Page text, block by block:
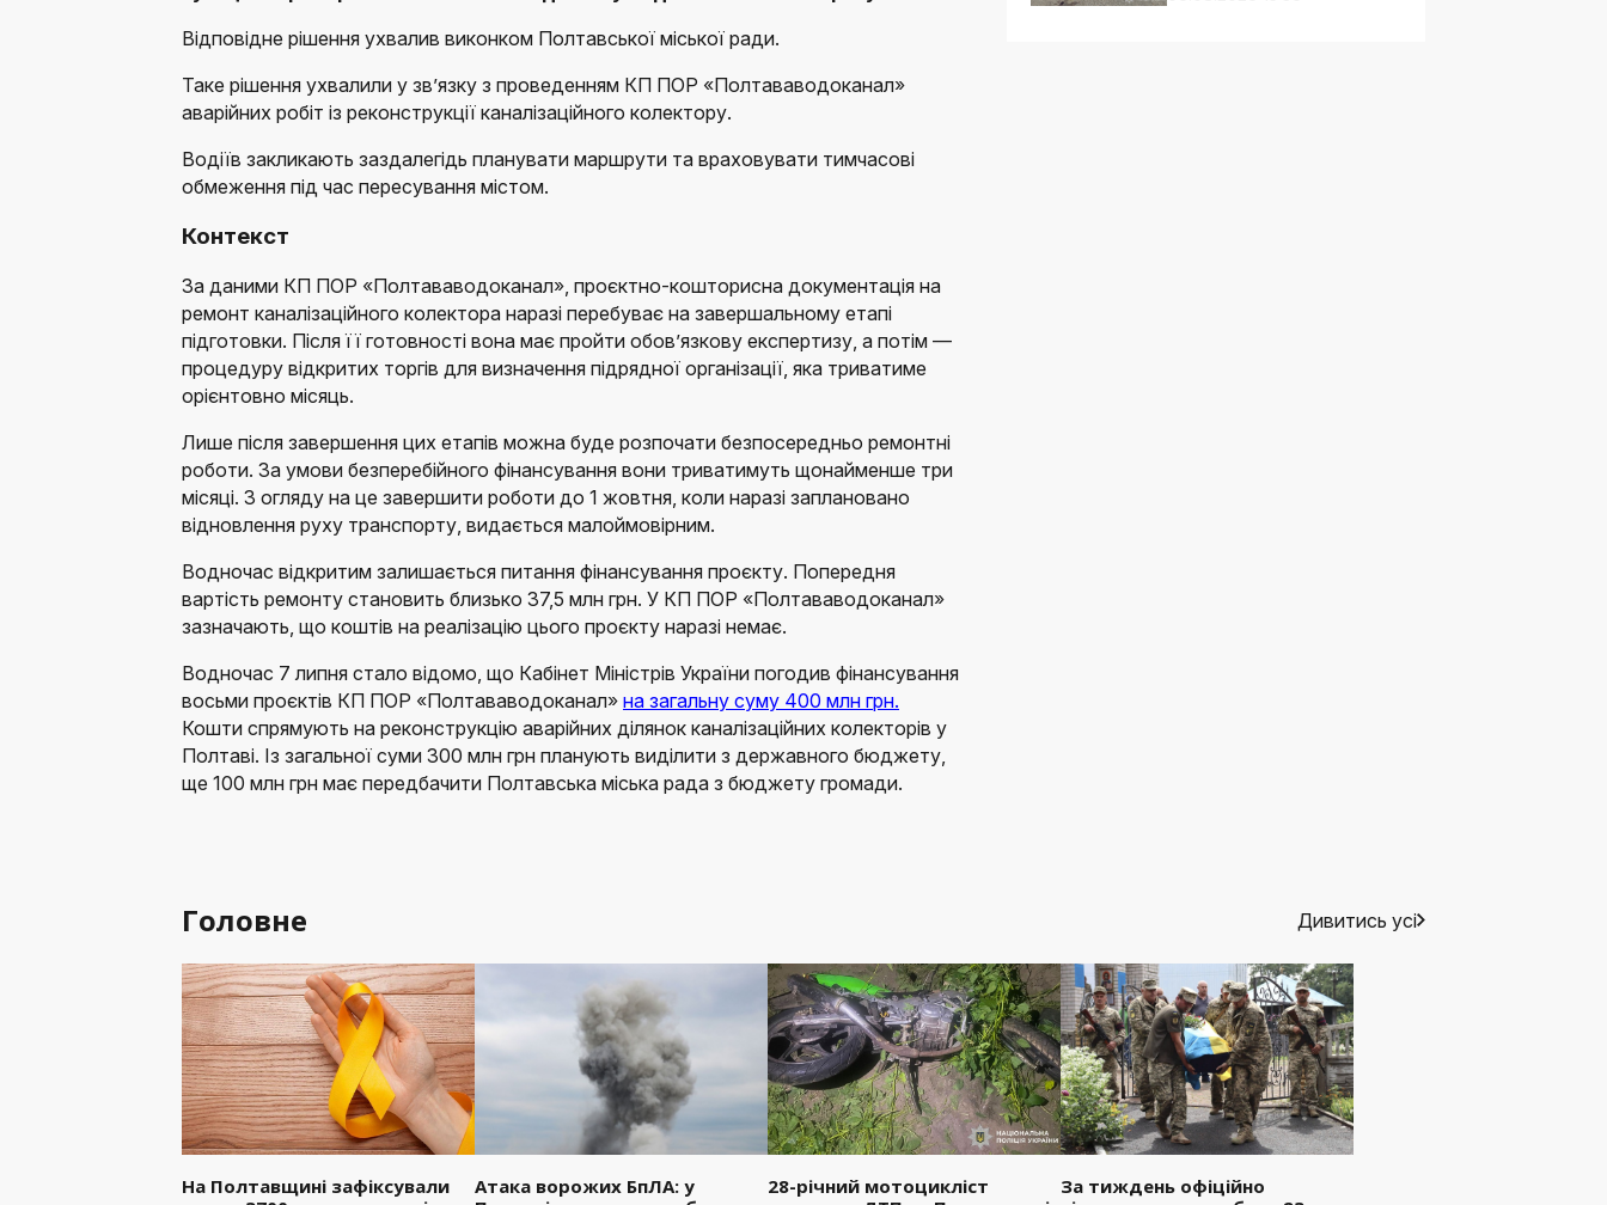
Відповідне рішення ухвалив виконком Полтавської міської ради.
Таке рішення ухвалили у зв’язку з проведенням КП ПОР «Полтававодоканал»
аварійних робіт із реконструкції каналізаційного колектору.
Водіїв закликають заздалегідь планувати маршрути та враховувати тимчасові
обмеження під час пересування містом.
Контекст
За даними КП ПОР «Полтававодоканал», проєктно-кошторисна документація на
ремонт каналізаційного колектора наразі перебуває на завершальному етапі
підготовки. Після її готовності вона має пройти обов’язкову експертизу, а потім —
процедуру відкритих торгів для визначення підрядної організації, яка триватиме
орієнтовно місяць.
Лише після завершення цих етапів можна буде розпочати безпосередньо ремонтні
роботи. За умови безперебійного фінансування вони триватимуть щонайменше три
місяці. З огляду на це завершити роботи до 1 жовтня, коли наразі заплановано
відновлення руху транспорту, видається малоймовірним.
Водночас відкритим залишається питання фінансування проєкту. Попередня
вартість ремонту становить близько 37,5 млн грн. У КП ПОР «Полтававодоканал»
зазначають, що коштів на реалізацію цього проєкту наразі немає.
Водночас 7 липня стало відомо, що Кабінет Міністрів України погодив фінансування
восьми проєктів КП ПОР «Полтававодоканал» на загальну суму 400 млн грн.
Кошти спрямують на реконструкцію аварійних ділянок каналізаційних колекторів у
Полтаві. Із загальної суми 300 млн грн планують виділити з державного бюджету,
ще 100 млн грн має передбачити Полтавська міська рада з бюджету громади.
Головне Дивитись усі
На Полтавщині зафіксували
Атака ворожих БпЛА: у
28-річний мотоцикліст
За тиждень офіційно